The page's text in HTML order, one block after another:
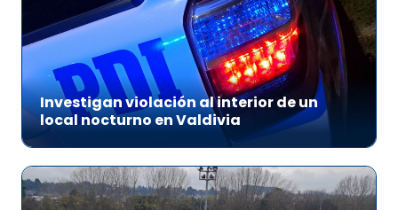
Investigan violación al interior de un
local nocturno en Valdivia